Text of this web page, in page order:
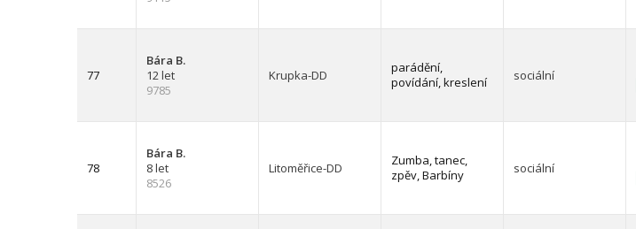
77
Bára B.
12 let
9785
Krupka-DD
parádění,
povídání, kreslení
sociální
78
Bára B.
8 let
8526
Litoměřice-DD
Zumba, tanec,
zpěv, Barbíny
sociální